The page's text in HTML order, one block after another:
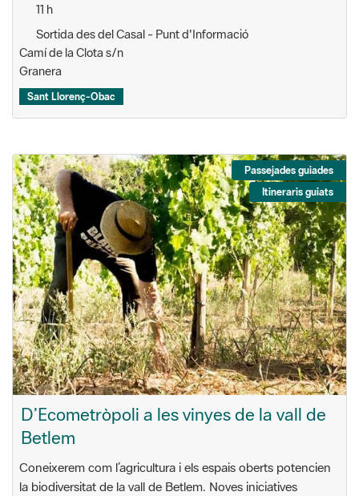
11 h
Sortida des del Casal - Punt d'Informació
Camí de la Clota s/n
Granera
Sant Llorenç-Obac
Passejades guiades
Itineraris guiats
D’Ecometròpoli a les vinyes de la vall de
Betlem
Coneixerem com l’agricultura i els espais oberts potencien
la biodiversitat de la vall de Betlem. Noves iniciatives